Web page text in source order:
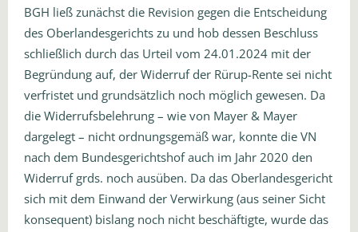
BGH ließ zunächst die Revision gegen die Entscheidung
des Oberlandesgerichts zu und hob dessen Beschluss
schließlich durch das Urteil vom 24.01.2024 mit der
Begründung auf, der Widerruf der Rürup-Rente sei nicht
verfristet und grundsätzlich noch möglich gewesen. Da
die Widerrufsbelehrung – wie von Mayer & Mayer
dargelegt – nicht ordnungsgemäß war, konnte die VN
nach dem Bundesgerichtshof auch im Jahr 2020 den
Widerruf grds. noch ausüben. Da das Oberlandesgericht
sich mit dem Einwand der Verwirkung (aus seiner Sicht
konsequent) bislang noch nicht beschäftigte, wurde das